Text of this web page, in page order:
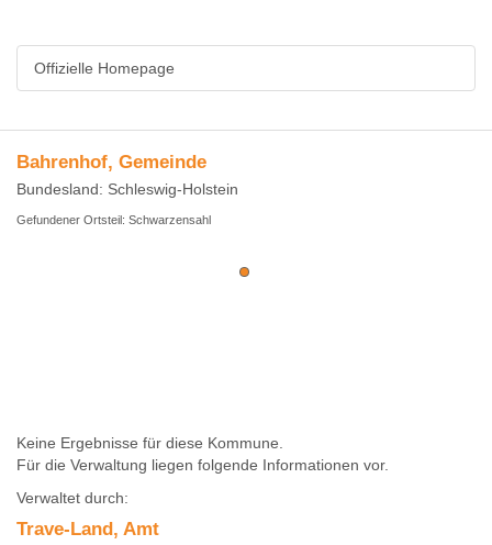
Offizielle Homepage
Bahrenhof, Gemeinde
Bundesland: Schleswig-Holstein
Gefundener Ortsteil: Schwarzensahl
Keine Ergebnisse für diese Kommune.
Für die Verwaltung liegen folgende Informationen vor.
Verwaltet durch:
Trave-Land, Amt